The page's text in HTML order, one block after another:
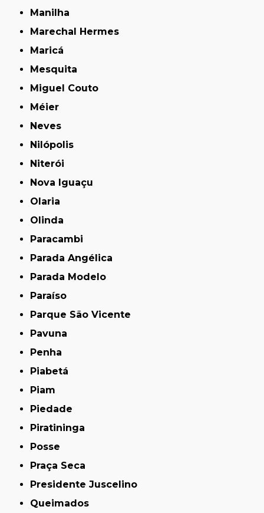
Manilha
Marechal Hermes
Maricá
Mesquita
Miguel Couto
Méier
Neves
Nilópolis
Niterói
Nova Iguaçu
Olaria
Olinda
Paracambi
Parada Angélica
Parada Modelo
Paraíso
Parque São Vicente
Pavuna
Penha
Piabetá
Piam
Piedade
Piratininga
Posse
Praça Seca
Presidente Juscelino
Queimados